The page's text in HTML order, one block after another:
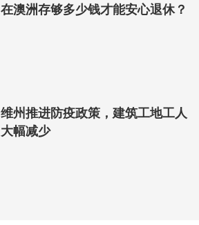
在澳洲存够多少钱才能安心退休？
维州推进防疫政策，建筑工地工人
大幅减少